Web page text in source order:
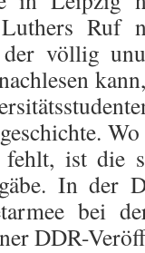
Ruf
der völlig
ist die
In der
bei
DDR-